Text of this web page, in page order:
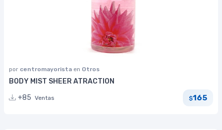
por centromayorista en Otros
BODY MIST SHEER ATRACTION
+85 Ventas $165